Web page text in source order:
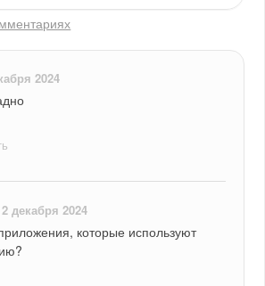
2024
2 декабря 2024
которые используют